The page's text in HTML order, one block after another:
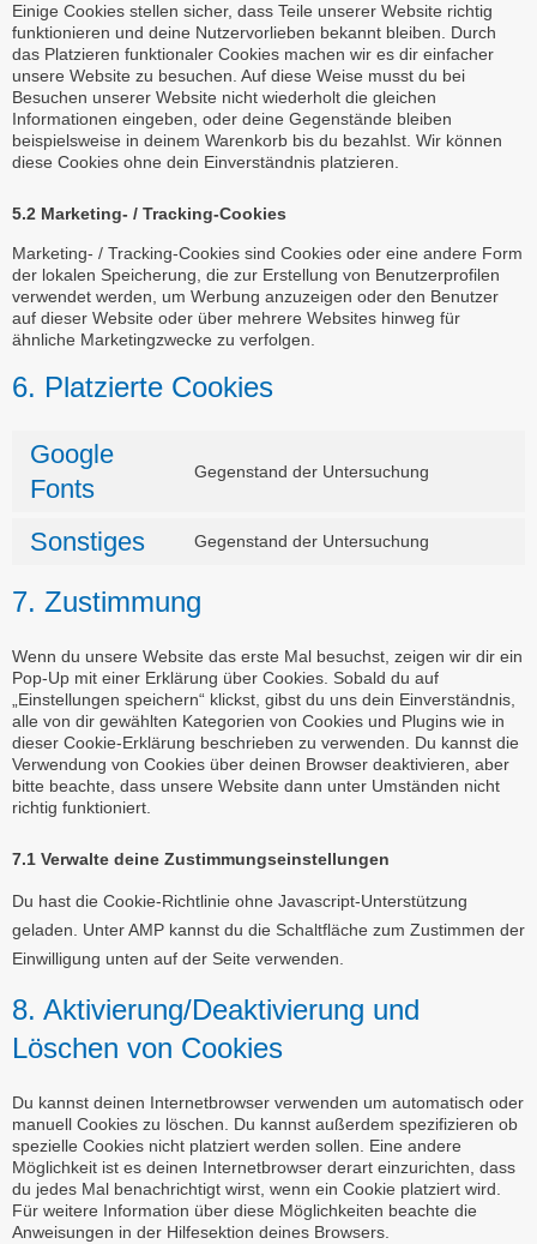
Einige Cookies stellen sicher, dass Teile unserer Website richtig
funktionieren und deine Nutzervorlieben bekannt bleiben. Durch
das Platzieren funktionaler Cookies machen wir es dir einfacher
unsere Website zu besuchen. Auf diese Weise musst du bei
Besuchen unserer Website nicht wiederholt die gleichen
Informationen eingeben, oder deine Gegenstände bleiben
beispielsweise in deinem Warenkorb bis du bezahlst. Wir können
diese Cookies ohne dein Einverständnis platzieren.
5.2 Marketing- / Tracking-Cookies
Marketing- / Tracking-Cookies sind Cookies oder eine andere Form
der lokalen Speicherung, die zur Erstellung von Benutzerprofilen
verwendet werden, um Werbung anzuzeigen oder den Benutzer
auf dieser Website oder über mehrere Websites hinweg für
ähnliche Marketingzwecke zu verfolgen.
6. Platzierte Cookies
Google
Fonts
Gegenstand der Untersuchung
Sonstiges Gegenstand der Untersuchung
7. Zustimmung
Wenn du unsere Website das erste Mal besuchst, zeigen wir dir ein
Pop-Up mit einer Erklärung über Cookies. Sobald du auf
„Einstellungen speichern“ klickst, gibst du uns dein Einverständnis,
alle von dir gewählten Kategorien von Cookies und Plugins wie in
dieser Cookie-Erklärung beschrieben zu verwenden. Du kannst die
Verwendung von Cookies über deinen Browser deaktivieren, aber
bitte beachte, dass unsere Website dann unter Umständen nicht
richtig funktioniert.
7.1 Verwalte deine Zustimmungseinstellungen
Du hast die Cookie-Richtlinie ohne Javascript-Unterstützung
geladen. Unter AMP kannst du die Schaltfläche zum Zustimmen der
Einwilligung unten auf der Seite verwenden.
8. Aktivierung/Deaktivierung und
Löschen von Cookies
Du kannst deinen Internetbrowser verwenden um automatisch oder
manuell Cookies zu löschen. Du kannst außerdem spezifizieren ob
spezielle Cookies nicht platziert werden sollen. Eine andere
Möglichkeit ist es deinen Internetbrowser derart einzurichten, dass
du jedes Mal benachrichtigt wirst, wenn ein Cookie platziert wird.
Für weitere Information über diese Möglichkeiten beachte die
Anweisungen in der Hilfesektion deines Browsers.